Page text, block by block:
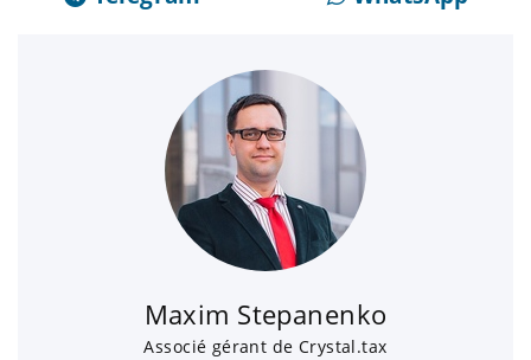
Maxim Stepanenko
Associé gérant de Crystal.tax